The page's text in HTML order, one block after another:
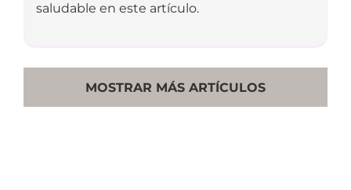
saludable en este artículo.
MOSTRAR MÁS ARTÍCULOS